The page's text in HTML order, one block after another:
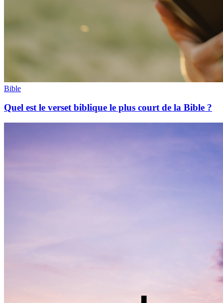
Bible
Quel est le verset biblique le plus court de la Bible ?